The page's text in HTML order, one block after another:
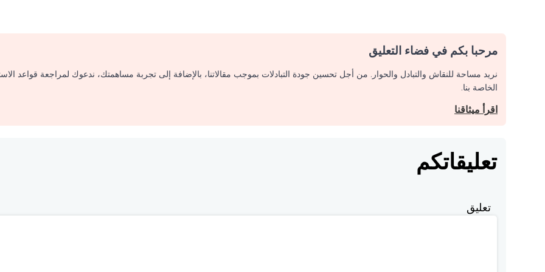
مرحبا بكم في فضاء التعليق
نريد مساحة للنقاش والتبادل والحوار. من أجل تحسين جودة التبادلات بموجب مقالاتنا، بالإضافة إلى تجربة مساهمتك، ندعوك لمراجعة قواعد
الخاصة بنا.
اقرأ ميثاقنا
تعليقاتكم
تعليق